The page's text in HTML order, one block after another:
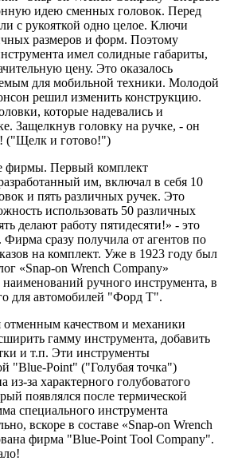
идею сменных головок. Перед
с рукояткой одно целое. Ключи
размеров и форм. Поэтому
имел солидные габариты,
цену. Это оказалось
для мобильной техники. Молодой
решил изменить конструкцию.
которые надевались и
Защелкнув головку на ручке, - он
("Щелк и готово!")
фирмы. Первый комплект
им, включал в себя 10
и пять различных ручек. Это
использовать 50 различных
делают работу пятидесяти!» - это
Фирма сразу получила от агентов по
на комплект. Уже в 1923 году был
«Snap-on Wrench Company»
ручного инструмента, в
для автомобилей "Форд Т".
отменным качеством и механики
гамму инструмента, добавить
и т.п. Эти инструменты
"Blue-Point" ("Голубая точка")
из-за характерного голубоватого
появлялся после термической
специального инструмента
вскоре в составе «Snap-on Wrench
фирма "Blue-Point Tool Company".